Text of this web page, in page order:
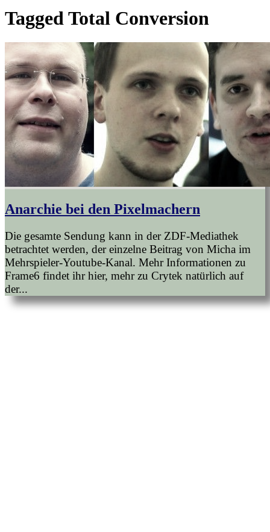
Tagged Total Conversion
Anarchie bei den Pixelmachern
Die gesamte Sendung kann in der ZDF-Mediathek
betrachtet werden, der einzelne Beitrag von Micha im
Mehrspieler-Youtube-Kanal. Mehr Informationen zu
Frame6 findet ihr hier, mehr zu Crytek natürlich auf
der...